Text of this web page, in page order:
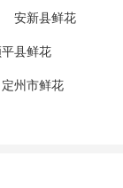
安新县鲜花
平县鲜花
定州市鲜花